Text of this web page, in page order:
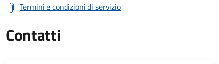
Termini e condizioni di servizio
Contatti